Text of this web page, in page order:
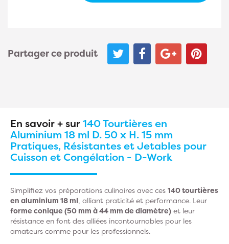
Partager ce produit
En savoir + sur140 Tourtières en
Aluminium 18 ml D. 50 x H. 15 mm
Pratiques, Résistantes et Jetables pour
Cuisson et Congélation - D-Work
Simplifiez vos préparations culinaires avec ces 140 tourtières
en aluminium 18 ml, alliant praticité et performance. Leur
forme conique (50 mm à 44 mm de diamètre) et leur
résistance en font des alliées incontournables pour les
amateurs comme pour les professionnels.